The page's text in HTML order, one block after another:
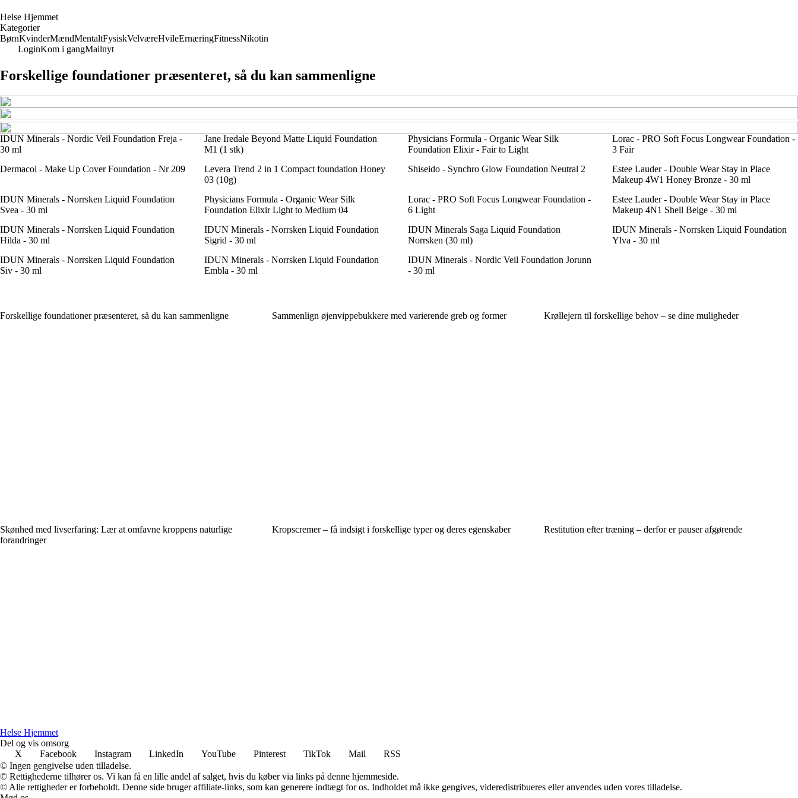
Helse Hjemmet
Kategorier
BørnKvinderMændMentaltFysiskVelværeHvileErnæringFitnessNikotin
LoginKom i gangMailnyt
Forskellige foundationer præsenteret, så du kan sammenligne
IDUN Minerals - Nordic Veil Foundation Freja -
30 ml
Jane Iredale Beyond Matte Liquid Foundation
M1 (1 stk)
Physicians Formula - Organic Wear Silk
Foundation Elixir - Fair to Light
Lorac - PRO Soft Focus Longwear Foundation -
3 Fair
Dermacol - Make Up Cover Foundation - Nr 209
Levera Trend 2 in 1 Compact foundation Honey
03 (10g)
Shiseido - Synchro Glow Foundation Neutral 2
Estee Lauder - Double Wear Stay in Place
Makeup 4W1 Honey Bronze - 30 ml
IDUN Minerals - Norrsken Liquid Foundation
Svea - 30 ml
Physicians Formula - Organic Wear Silk
Foundation Elixir Light to Medium 04
Lorac - PRO Soft Focus Longwear Foundation -
6 Light
Estee Lauder - Double Wear Stay in Place
Makeup 4N1 Shell Beige - 30 ml
IDUN Minerals - Norrsken Liquid Foundation
Hilda - 30 ml
IDUN Minerals - Norrsken Liquid Foundation
Sigrid - 30 ml
IDUN Minerals Saga Liquid Foundation
Norrsken (30 ml)
IDUN Minerals - Norrsken Liquid Foundation
Ylva - 30 ml
IDUN Minerals - Norrsken Liquid Foundation
Siv - 30 ml
IDUN Minerals - Norrsken Liquid Foundation
Embla - 30 ml
IDUN Minerals - Nordic Veil Foundation Jorunn
- 30 ml
Forskellige foundationer præsenteret, så du kan sammenligne Sammenlign øjenvippebukkere med varierende greb og former Krøllejern til forskellige behov – se dine muligheder
Skønhed med livserfaring: Lær at omfavne kroppens naturlige
forandringer
Kropscremer – få indsigt i forskellige typer og deres egenskaber Restitution efter træning – derfor er pauser afgørende
Helse Hjemmet
Del og vis omsorg
X
Facebook Instagram LinkedIn YouTube Pinterest TikTok Mail
RSS
© Ingen gengivelse uden tilladelse.
© Rettighederne tilhører os. Vi kan få en lille andel af salget, hvis du køber via links på denne hjemmeside.
© Alle rettigheder er forbeholdt. Denne side bruger affiliate-links, som kan generere indtægt for os. Indholdet må ikke gengives, videredistribueres eller anvendes uden vores tilladelse.